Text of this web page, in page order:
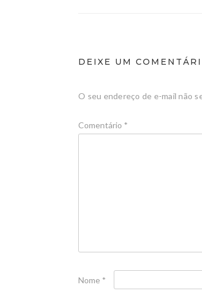
DEIXE UM
O seu endereço de e-mail não
Comentário *
Nome *